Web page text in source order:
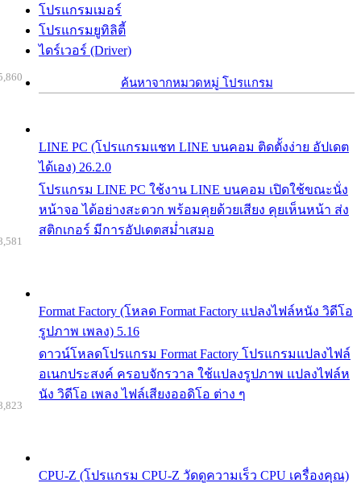
โปรแกรมเมอร์
โปรแกรมยูทิลิตี้
ไดร์เวอร์ (Driver)
ค้นหาจากหมวดหมู่ โปรแกรม
LINE PC (โปรแกรมแชท LINE บนคอม ติดตั้งง่าย อัปเดต
ได้เอง) 26.2.0
โปรแกรม LINE PC ใช้งาน LINE บนคอม เปิดใช้ขณะนั่ง
หน้าจอ ได้อย่างสะดวก พร้อมคุยด้วยเสียง คุยเห็นหน้า ส่ง
สติกเกอร์ มีการอัปเดตสม่ำเสมอ
Format Factory (โหลด Format Factory แปลงไฟล์หนัง วิดีโอ
รูปภาพ เพลง) 5.16
ดาวน์โหลดโปรแกรม Format Factory โปรแกรมแปลงไฟล์
อเนกประสงค์ ครอบจักรวาล ใช้แปลงรูปภาพ แปลงไฟล์ห
นัง วิดีโอ เพลง ไฟล์เสียงออดิโอ ต่าง ๆ
CPU-Z (โปรแกรม CPU-Z วัดดูความเร็ว CPU เครื่องคุณ)